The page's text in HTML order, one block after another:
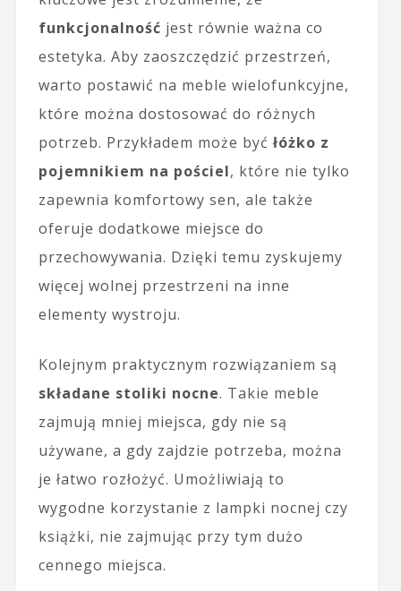
funkcjonalność jest równie ważna co
estetyka. Aby zaoszczędzić przestrzeń,
warto postawić na meble wielofunkcyjne,
które można dostosować do różnych
potrzeb. Przykładem może być łóżko z
pojemnikiem na pościel, które nie tylko
zapewnia komfortowy sen, ale także
oferuje dodatkowe miejsce do
przechowywania. Dzięki temu zyskujemy
więcej wolnej przestrzeni na inne
elementy wystroju.
Kolejnym praktycznym rozwiązaniem są
składane stoliki nocne. Takie meble
zajmują mniej miejsca, gdy nie są
używane, a gdy zajdzie potrzeba, można
je łatwo rozłożyć. Umożliwiają to
wygodne korzystanie z lampki nocnej czy
książki, nie zajmując przy tym dużo
cennego miejsca.